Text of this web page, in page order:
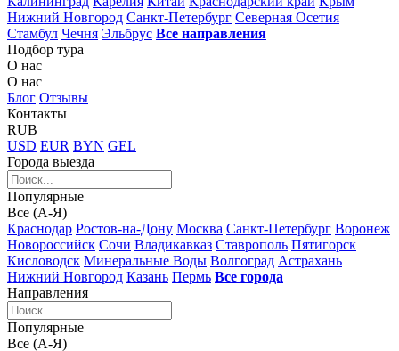
Нижний Новгород Санкт-Петербург Северная Осетия
Стамбул Чечня Эльбрус Все направления
Подбор тура
О нас
О нас
Блог Отзывы
Контакты
RUB
USD EUR BYN GEL
Города выезда
Популярные
Все (А-Я)
Краснодар Ростов-на-Дону Москва Санкт-Петербург Воронеж
Новороссийск Сочи Владикавказ Ставрополь Пятигорск
Кисловодск Минеральные Воды Волгоград Астрахань
Нижний Новгород Казань Пермь Все города
Направления
Популярные
Все (А-Я)